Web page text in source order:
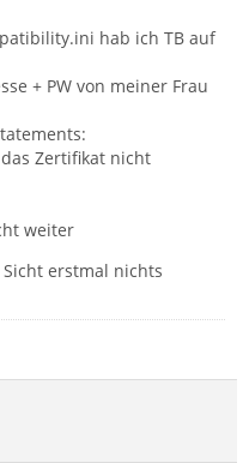
hab ich TB auf
+ PW von meiner Frau
Zertifikat nicht
weiter
erstmal nichts